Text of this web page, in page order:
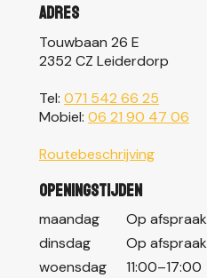
Adres
Touwbaan 26 E
2352 CZ Leiderdorp
Tel: 071 542 66 25
Mobiel: 06 21 90 47 06
Routebeschrijving
Openingstijden
maandag
Op afspraak
dinsdag
Op afspraak
woensdag
11:00–17:00